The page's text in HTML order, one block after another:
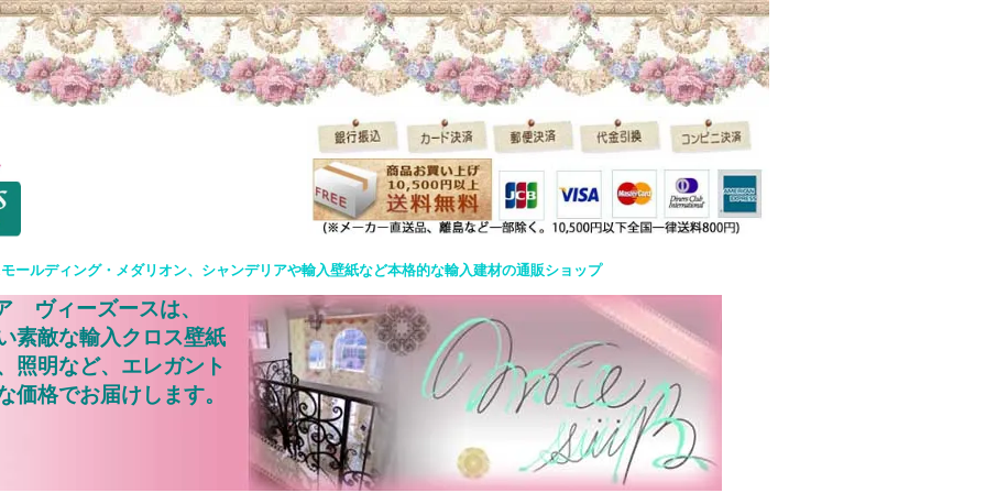
ールディング・メダリオン、シャンデリアや輸入壁紙など本格的な輸入建材の通販ショップ
ヴィーズースは、
素敵な輸入クロス壁紙
照明など、エレガント
価格でお届けします。